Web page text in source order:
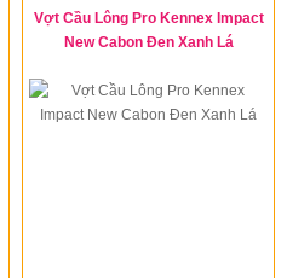
Vợt Cầu Lông Pro Kennex Impact
New Cabon Đen Xanh Lá